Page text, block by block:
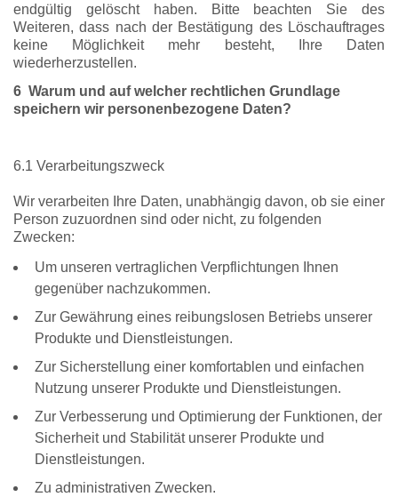
endgültig gelöscht haben. Bitte beachten Sie des
Weiteren, dass nach der Bestätigung des Löschauftrages
keine Möglichkeit mehr besteht, Ihre Daten
wiederherzustellen.
6 Warum und auf welcher rechtlichen Grundlage
speichern wir personenbezogene Daten?
6.1 Verarbeitungszweck
Wir verarbeiten Ihre Daten, unabhängig davon, ob sie einer
Person zuzuordnen sind oder nicht, zu folgenden
Zwecken:
Um unseren vertraglichen Verpflichtungen Ihnen
gegenüber nachzukommen.
Zur Gewährung eines reibungslosen Betriebs unserer
Produkte und Dienstleistungen.
Zur Sicherstellung einer komfortablen und einfachen
Nutzung unserer Produkte und Dienstleistungen.
Zur Verbesserung und Optimierung der Funktionen, der
Sicherheit und Stabilität unserer Produkte und
Dienstleistungen.
Zu administrativen Zwecken.